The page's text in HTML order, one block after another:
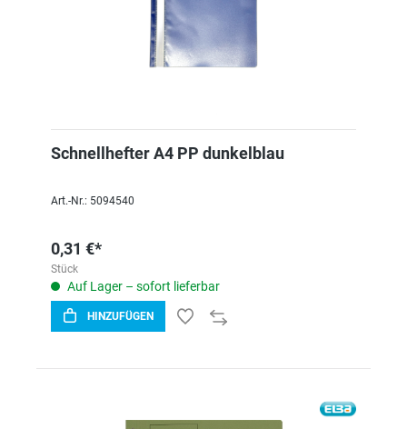
Schnellhefter A4 PP dunkelblau
Art.-Nr.: 5094540
0,31 €*
Stück
Auf Lager – sofort lieferbar
HINZUFÜGEN